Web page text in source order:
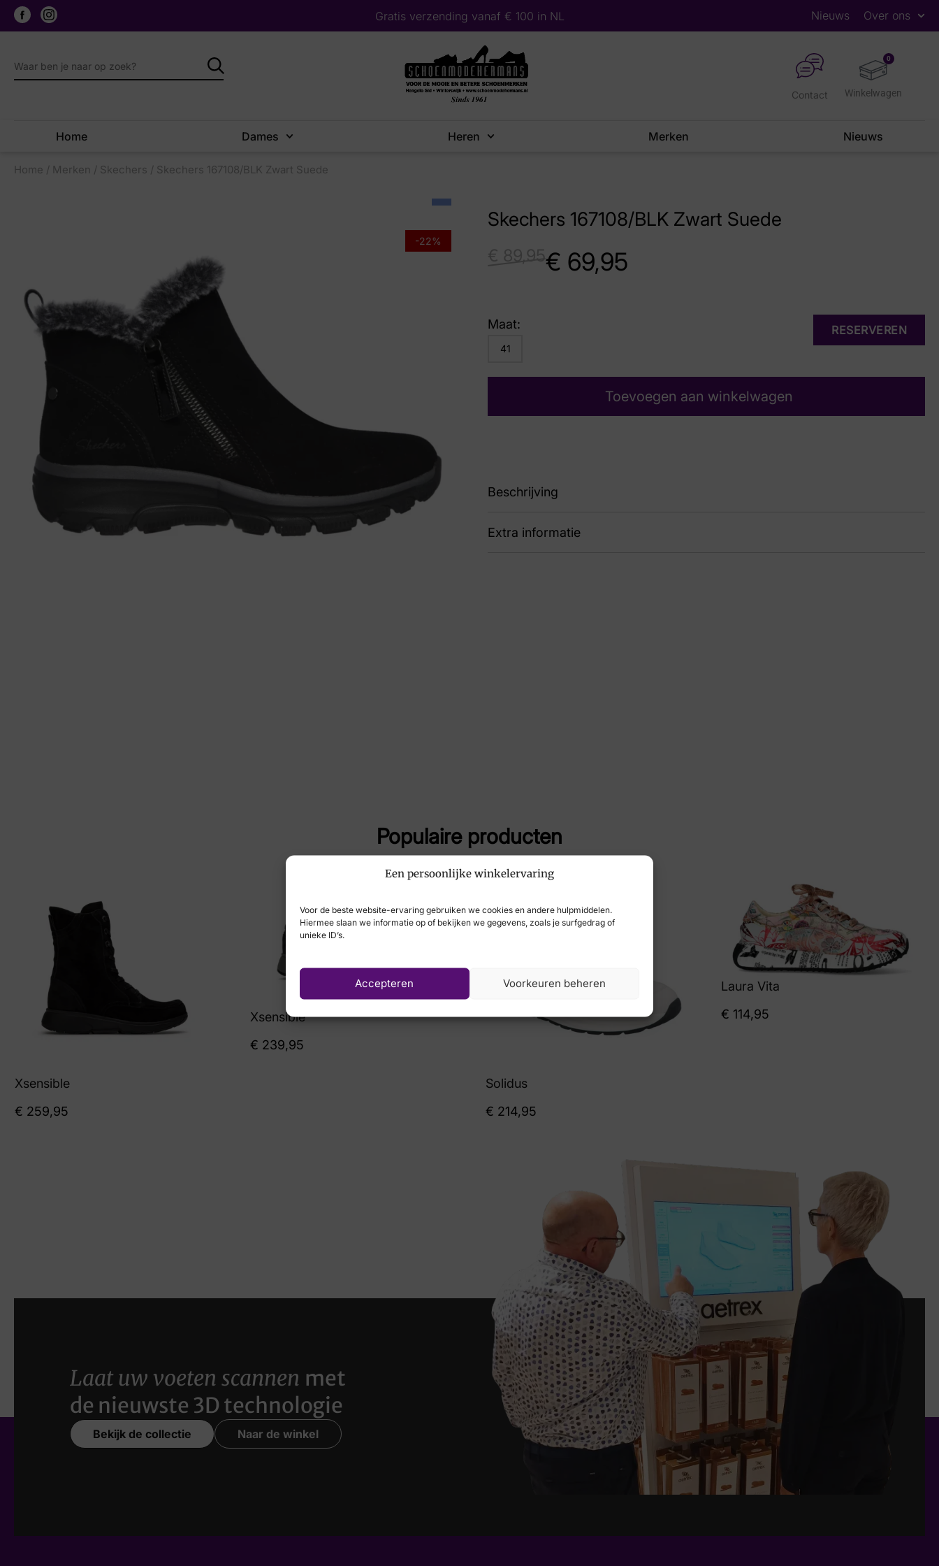
Een persoonlijke winkelervaring
Voor de beste website-ervaring gebruiken we cookies en andere hulpmiddelen.
Hiermee slaan we informatie op of bekijken we gegevens, zoals je surfgedrag of
unieke ID’s.
Accepteren Voorkeuren beheren
Gratis verzending vanaf € 100 in NL Nieuws Over ons
0
Contact
Home Dames Heren Merken Nieuws
Home / Merken / Skechers / Skechers 167108/BLK Zwart Suede
-22%
Skechers 167108/BLK Zwart Suede
89,95€ 69,95
RESERVEREN
Maat:
41
Toevoegen aan winkelwagen
Beschrijving
86
Extra informatie
Populaire producten
Xsensible
€ 259,95
Xsensible
€ 239,95
Solidus
€ 214,95
Laura Vita
€ 114,95
Laat uw voeten scannen met
de nieuwste 3D technologie
Bekijk de collectie Naar de winkel